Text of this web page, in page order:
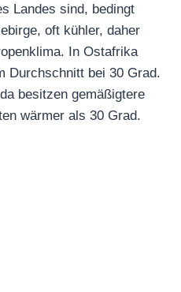
Landes sind, bedingt
oft kühler, daher
In Ostafrika
Durchschnitt bei 30 Grad.
besitzen gemäßigtere
wärmer als 30 Grad.